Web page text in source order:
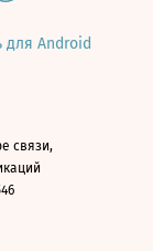
для Android
связи,